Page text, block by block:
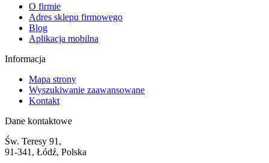
O firmie
Adres sklepu firmowego
Blog
Aplikacja mobilna
Informacja
Mapa strony
Wyszukiwanie zaawansowane
Kontakt
Dane kontaktowe
Św. Teresy 91,
91-341, Łódź, Polska